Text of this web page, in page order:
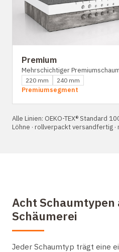
Premium
Mehrschichtiger
220 mm 240 mm
Premiumsegment
Alle Linien: OEKO-TEX® Standard
Löhne · rollverpackt versandfertig
Acht Schaumtypen
Schäumerei
Jeder Schaumtyp trägt eine